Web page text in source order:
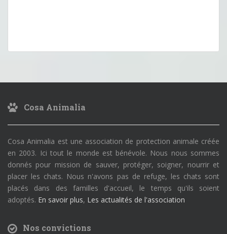
Cosa Animalia
Cosa Animalia est une association de protection animale créée
en 2003. Ici tout le monde est bénévole. Nous nous sommes
donnés pour mission de sauver, protéger, soigner, nourrir et
placer les chats. Nous n'avons pas de refuge, les chats sont
placés dans des familles d'accueil, le temps qu'ils soient
adoptés. En savoir plus, Les actualités de l'association
Nos convictions